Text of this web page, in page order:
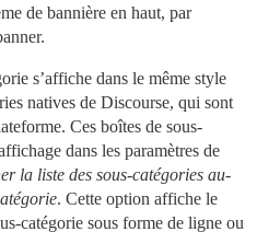
de bannière en haut, par
s’affiche dans le même style
natives de Discourse, qui sont
Ces boîtes de sous-
dans les paramètres de
la liste des sous-catégories au-
. Cette option affiche le
catégorie sous forme de ligne ou